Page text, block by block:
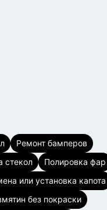
Ремонт бамперов
стекол
Полировка фар
или установка капота
без покраски